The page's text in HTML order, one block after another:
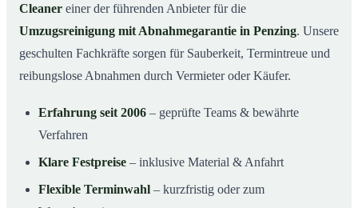
Cleaner einer der führenden Anbieter für die
Umzugsreinigung mit Abnahmegarantie in Penzing. Unsere
geschulten Fachkräfte sorgen für Sauberkeit, Termintreue und
reibungslose Abnahmen durch Vermieter oder Käufer.
Erfahrung seit 2006 – geprüfte Teams & bewährte
Verfahren
Klare Festpreise – inklusive Material & Anfahrt
Flexible Terminwahl – kurzfristig oder zum